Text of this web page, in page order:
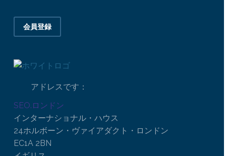
会員登録
アドレスです：
SEO.ロンドン
インターナショナル・ハウス
24ホルボーン・ヴァイアダクト・ロンドン
EC1A 2BN